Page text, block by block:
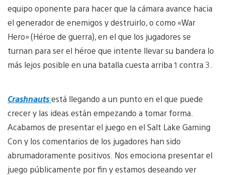
equipo oponente para hacer que la cámara avance hacia
el generador de enemigos y destruirlo, o como «War
Hero» (Héroe de guerra), en el que los jugadores se
turnan para ser el héroe que intente llevar su bandera lo
más lejos posible en una batalla cuesta arriba 1 contra 3.
Crashnautsestá llegando a un punto en el que puede
crecer y las ideas están empezando a tomar forma.
Acabamos de presentar el juego en el Salt Lake Gaming
Con y los comentarios de los jugadores han sido
abrumadoramente positivos. Nos emociona presentar el
juego públicamente por fin y estamos deseando ver